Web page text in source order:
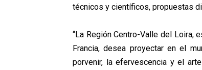
técnicos y científicos, propuestas
“La Región Centro-Valle del Loira,
Francia, desea proyectar en el
porvenir, la efervescencia y el